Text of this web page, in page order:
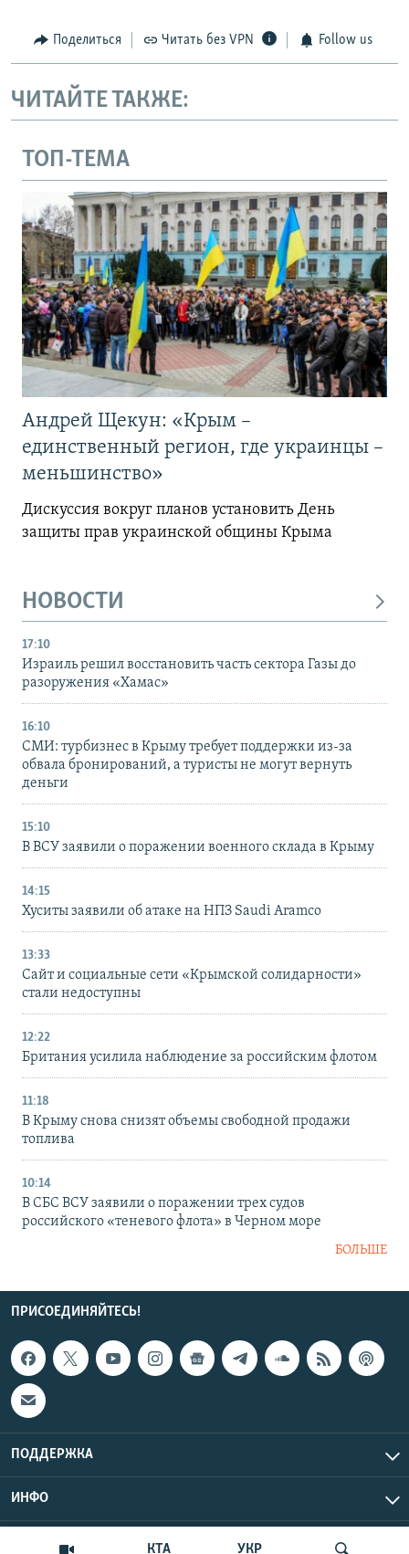
КТА УКР
Поделиться Читать без VPN Follow us
ЧИТАЙТЕ ТАКЖЕ:
ТОП-ТЕМА
Андрей Щекун: «Крым –
единственный регион, где украинцы –
меньшинство»
Дискуссия вокруг планов установить День
защиты прав украинской общины Крыма
НОВОСТИ
17:10
Израиль решил восстановить часть сектора Газы до
разоружения «Хамас»
16:10
СМИ: турбизнес в Крыму требует поддержки из-за
обвала бронирований, а туристы не могут вернуть
деньги
15:10
В ВСУ заявили о поражении военного склада в Крыму
14:15
Хуситы заявили об атаке на НПЗ Saudi Aramco
13:33
Сайт и социальные сети «Крымской солидарности»
стали недоступны
12:22
Британия усилила наблюдение за российским флотом
11:18
В Крыму снова снизят объемы свободной продажи
топлива
10:14
В СБС ВСУ заявили о поражении трех судов
российского «теневого флота» в Черном море
БОЛЬШЕ
ПРИСОЕДИНЯЙТЕСЬ!
ПОДДЕРЖКА
ИНФО
Copyright Крым.Реалии, 2026 | Все права защищены.
UTC+3